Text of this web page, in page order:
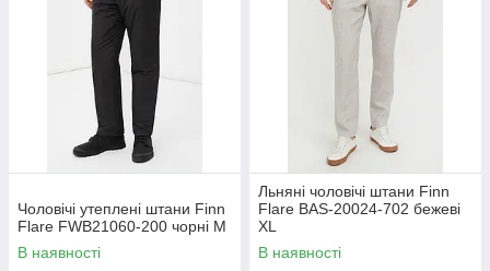
Чоловічі утеплені штани Finn
Flare FWB21060-200 чорні M
В наявності
Льняні чоловічі штани Finn
Flare BAS-20024-702 бежеві
XL
В наявності